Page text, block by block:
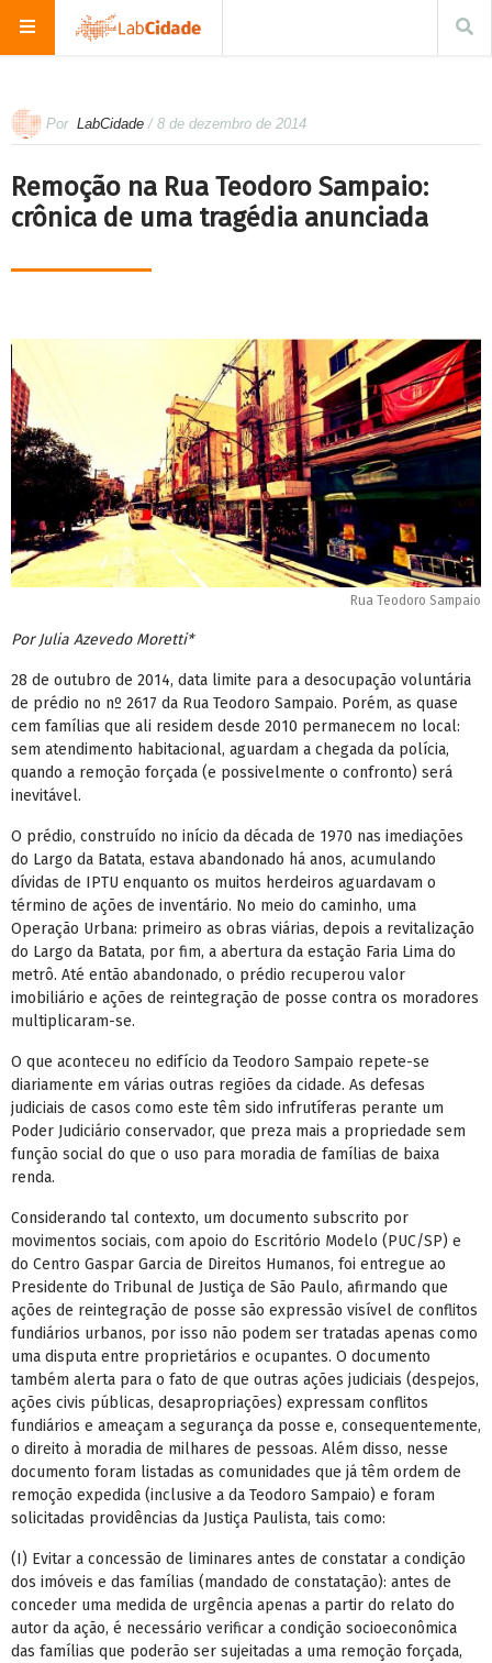
Por LabCidade / 8 de dezembro de 2014
Remoção na Rua Teodoro Sampaio:
crônica de uma tragédia anunciada
Rua Teodoro Sampaio
Por Julia Azevedo Moretti*
28 de outubro de 2014, data limite para a desocupação voluntária
de prédio no nº 2617 da Rua Teodoro Sampaio. Porém, as quase
cem famílias que ali residem desde 2010 permanecem no local:
sem atendimento habitacional, aguardam a chegada da polícia,
quando a remoção forçada (e possivelmente o confronto) será
inevitável.
O prédio, construído no início da década de 1970 nas imediações
do Largo da Batata, estava abandonado há anos, acumulando
dívidas de IPTU enquanto os muitos herdeiros aguardavam o
término de ações de inventário. No meio do caminho, uma
Operação Urbana: primeiro as obras viárias, depois a revitalização
do Largo da Batata, por fim, a abertura da estação Faria Lima do
metrô. Até então abandonado, o prédio recuperou valor
imobiliário e ações de reintegração de posse contra os moradores
multiplicaram-se.
O que aconteceu no edifício da Teodoro Sampaio repete-se
diariamente em várias outras regiões da cidade. As defesas
judiciais de casos como este têm sido infrutíferas perante um
Poder Judiciário conservador, que preza mais a propriedade sem
função social do que o uso para moradia de famílias de baixa
renda.
Considerando tal contexto, um documento subscrito por
movimentos sociais, com apoio do Escritório Modelo (PUC/SP) e
do Centro Gaspar Garcia de Direitos Humanos, foi entregue ao
Presidente do Tribunal de Justiça de São Paulo, afirmando que
ações de reintegração de posse são expressão visível de conflitos
fundiários urbanos, por isso não podem ser tratadas apenas como
uma disputa entre proprietários e ocupantes. O documento
também alerta para o fato de que outras ações judiciais (despejos,
ações civis públicas, desapropriações) expressam conflitos
fundiários e ameaçam a segurança da posse e, consequentemente,
o direito à moradia de milhares de pessoas. Além disso, nesse
documento foram listadas as comunidades que já têm ordem de
remoção expedida (inclusive a da Teodoro Sampaio) e foram
solicitadas providências da Justiça Paulista, tais como:
(I) Evitar a concessão de liminares antes de constatar a condição
dos imóveis e das famílias (mandado de constatação): antes de
conceder uma medida de urgência apenas a partir do relato do
autor da ação, é necessário verificar a condição socioeconômica
das famílias que poderão ser sujeitadas a uma remoção forçada,